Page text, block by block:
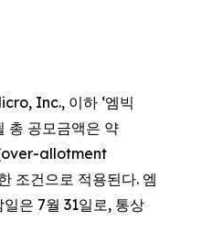
Inc., 이하 ‘엠빅
총 공모금액은 약
(over-allotment
조건으로 적용된다. 엠
은 7월 31일로, 통상